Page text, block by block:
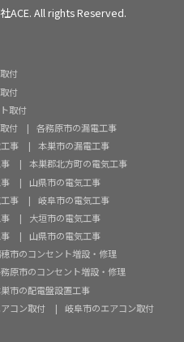
ACE. All rights Reserved.
付
付
取付
付
各務原市の漏電工事
事
本巣市の漏電工事
本巣郡北方町の電気工事
山県市の電気工事
事
岐阜市の電気工事
大垣市の電気工事
山県市の電気工事
市のコンセント増設・修理
原市のコンセント増設・修理
市の配電盤設置工事
コン取付
岐阜市のエアコン取付